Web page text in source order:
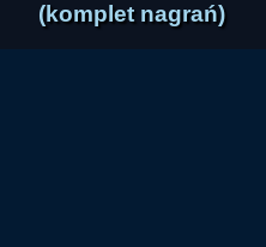
(komplet nagrań)